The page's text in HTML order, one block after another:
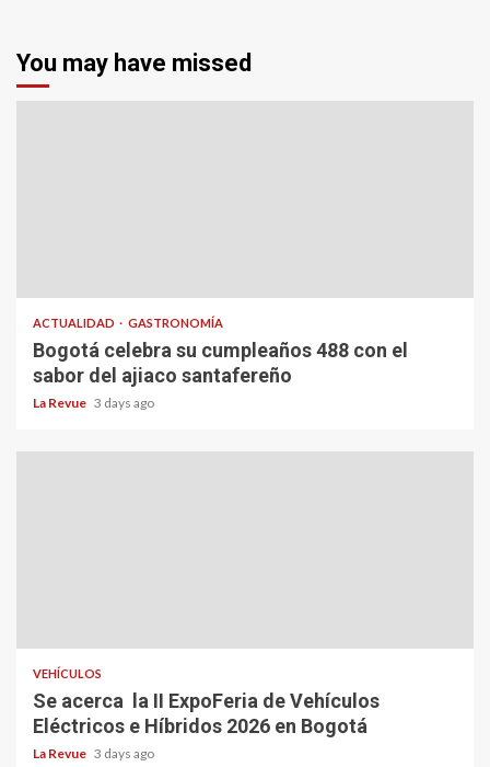
You may have missed
ACTUALIDAD GASTRONOMÍA
Bogotá celebra su cumpleaños 488 con el
sabor del ajiaco santafereño
La Revue 3 days ago
VEHÍCULOS
Se acerca la II ExpoFeria de Vehículos
Eléctricos e Híbridos 2026 en Bogotá
La Revue 3 days ago